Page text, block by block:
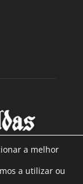
a melhor
a utilizar ou